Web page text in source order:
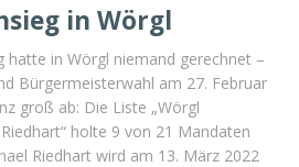
in Wörgl
hatte in Wörgl niemand gerechnet –
Bürgermeisterwahl am 27. Februar
groß ab: Die Liste „Wörgl
holte 9 von 21 Mandaten
Riedhart wird am 13. März 2022